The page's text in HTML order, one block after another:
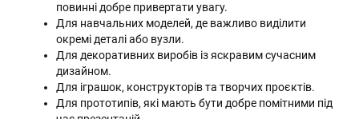
повинні добре привертати увагу.
Для навчальних моделей, де важливо виділити
окремі деталі або вузли.
Для декоративних виробів із яскравим сучасним
дизайном.
Для іграшок, конструкторів та творчих проєктів.
Для прототипів, які мають бути добре помітними під